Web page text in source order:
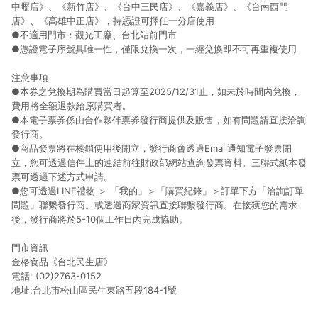
中壢店》、《新竹店》、《台中三民店》、《嘉義店》、《台南西門
店》、《高雄中正店》，持憑證可擇任一分店使用
●不適用門市：觀光工廠、台北站前門市
●憑證電子序號具唯一性，僅限兌換一次，一經兌換即不可再重複使用
注意事項
●本券之兌換期為購買當日起算至2025/12/31止，如未於時間內兌換，
費用將全額退款給原購買者。
●本電子票券係由合作夥伴票券發行商提供及販售，如有問題請直接洽詢
發行商。
●商品發票將在核銷使用後開立，發行商會透過Email通知電子發票開
立，您可透過信件上的連結前往財政部網站查詢發票資料。三聯式紙本發
票可透過下述方式申請。
●您可透過LINE禮物 ＞ 「我的」＞「購買紀錄」＞訂單下方「洽詢訂單
問題」聯繫發行商。或透過商家資訊直接聯繫發行商。在接獲您的需求
後，發行商將於5-10個工作日內完成協助。
門市資訊
金格食品《台北民生店》
電話: (02)2763-0152
地址:台北市松山區民生東路五段184-1號